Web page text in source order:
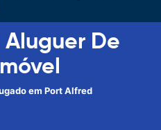
De
em Port Alfred